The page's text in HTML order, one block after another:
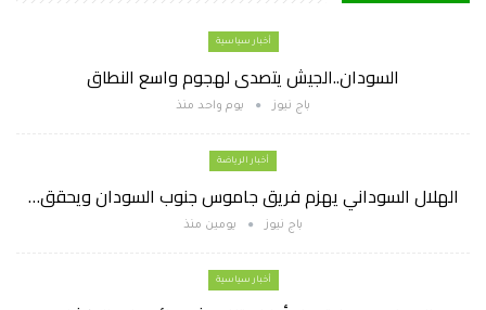
أخبار سياسية
السودان..الجيش يتصدى لهجوم واسع النطاق
باج نيوز يوم واحد منذ
أخبار الرياضة
الهلال السوداني يهزم فريق جاموس جنوب السودان ويحقق…
باج نيوز يومين منذ
أخبار سياسية